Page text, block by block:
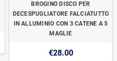
BROGINO DISCO PER
DECESPUGLIATORE FALCIATUTTO
IN ALLUMINIO CON 3 CATENE A 5
MAGLIE
€28.00